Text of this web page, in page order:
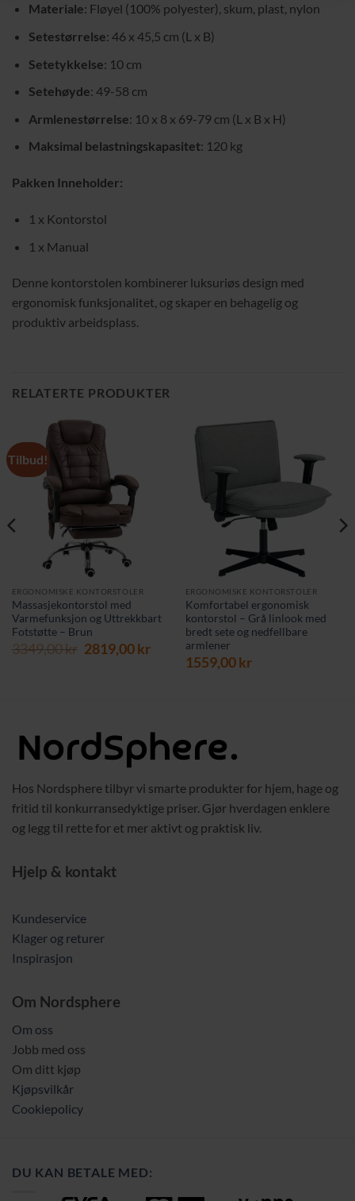
Materiale: Fløyel (100% polyester), skum, plast, nylon
Setestørrelse: 46 x 45,5 cm (L x B)
Setetykkelse: 10 cm
Setehøyde: 49-58 cm
Armlenestørrelse: 10 x 8 x 69-79 cm (L x B x H)
Maksimal belastningskapasitet: 120 kg
Pakken Inneholder:
1 x Kontorstol
1 x Manual
Denne kontorstolen kombinerer luksuriøs design med
ergonomisk funksjonalitet, og skaper en behagelig og
produktiv arbeidsplass.
RELATERTE PRODUKTER
Tilbud!
ERGONOMISKE KONTORSTOLER
Massasjekontorstol med
Varmefunksjon og Uttrekkbart
Fotstøtte – Brun
3349,00kr Opprinnelig
2819,00krNåværende
ERGONOMISKE KONTORSTOLER
Komfortabel ergonomisk
kontorstol – Grå linlook med
bredt sete og nedfellbare
armlener
1559,00kr
Hos Nordsphere tilbyr vi smarte produkter for hjem, hage og
fritid til konkurransedyktige priser. Gjør hverdagen enklere
og legg til rette for et mer aktivt og praktisk liv.
Hjelp & kontakt
Kundeservice
Klager og returer
Inspirasjon
Om Nordsphere
Om oss
Jobb med oss
Om ditt kjøp
Kjøpsvilkår
Cookiepolicy
DU KAN BETALE MED: